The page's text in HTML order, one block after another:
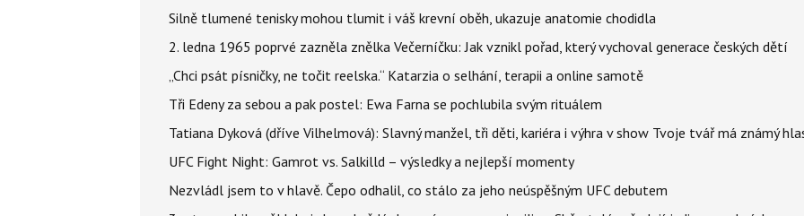
Silně tlumené tenisky mohou tlumit i váš krevní oběh, ukazuje anatomie chodidla
2. ledna 1965 poprvé zazněla znělka Večerníčku: Jak vznikl pořad, který vychoval generace českých dětí
„Chci psát písničky, ne točit reelska.“ Katarzia o selhání, terapii a online samotě
Tři Edeny za sebou a pak postel: Ewa Farna se pochlubila svým rituálem
Tatiana Dyková (dříve Vilhelmová): Slavný manžel, tři děti, kariéra i výhra v show Tvoje tvář má známý
UFC Fight Night: Gamrot vs. Salkilld – výsledky a nejlepší momenty
Nezvládl jsem to v hlavě. Čepo odhalil, co stálo za jeho neúspěšným UFC debutem